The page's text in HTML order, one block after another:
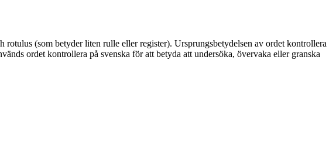
(som betyder liten rulle eller register). Ursprungsbetydelsen av ordet kontrollera
ordet kontrollera på svenska för att betyda att undersöka, övervaka eller granska